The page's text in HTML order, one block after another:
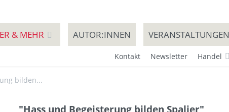
& MEHR AUTOR:INNEN VERANSTALTUNGEN
Kontakt Newsletter Handel
bilden...
"Hass und Begeisterung bilden Spalier"